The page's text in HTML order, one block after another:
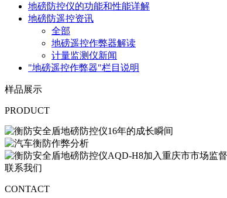
地磅防控仪的功能和性能详解
地磅防遥控资讯
全部
地磅遥控作弊器解读
计量监测仪新闻
"地磅遥控作弊器"栏目说明
样品展示
PRODUCT
联系我们
CONTACT